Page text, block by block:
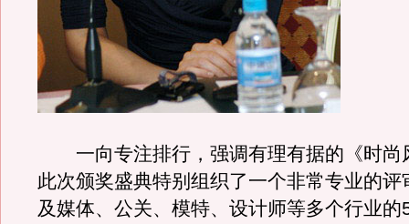
一向专注排行，强调有理有据的《时尚
此次颁奖盛典特别组织了一个非常专业的评
及媒体、公关、模特、设计师等多个行业的